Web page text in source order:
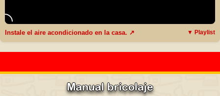
Instale el aire acondicionado en la casa. ↗ ▼ Playlist
Manual bricolaje